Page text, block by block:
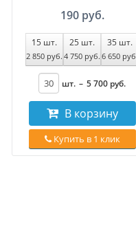
190 руб.
15 шт.
2 850 руб.
25 шт.
4 750 руб.
35 шт.
6 650 руб
шт. – 5 700 руб.
В корзину
Купить в 1 клик